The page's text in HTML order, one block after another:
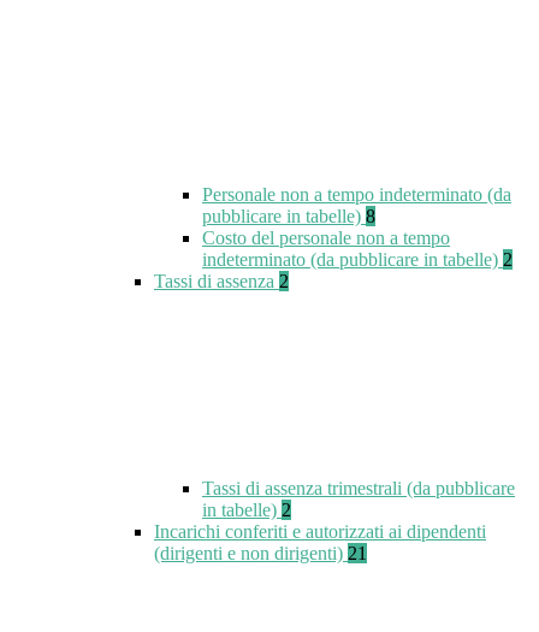
Personale non a tempo indeterminato (da
pubblicare in tabelle) 8
Costo del personale non a tempo
indeterminato (da pubblicare in tabelle) 2
Tassi di assenza 2
Tassi di assenza trimestrali (da pubblicare
in tabelle) 2
Incarichi conferiti e autorizzati ai dipendenti
(dirigenti e non dirigenti) 21